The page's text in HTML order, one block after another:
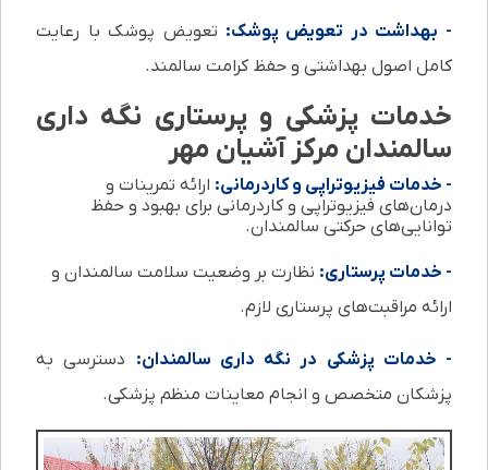
- بهداشت در تعویض پوشک: تعویض پوشک با رعایت
کامل اصول بهداشتی و حفظ کرامت سالمند.
خدمات پزشکی و پرستاری نگه داری
سالمندان مرکز آشیان مهر
- خدمات فیزیوتراپی و کاردرمانی: ارائه تمرینات و
درمان‌های فیزیوتراپی و کاردرمانی برای بهبود و حفظ
توانایی‌های حرکتی سالمندان.
- خدمات پرستاری: نظارت بر وضعیت سلامت سالمندان و
ارائه مراقبت‌های پرستاری لازم.
- خدمات پزشکی در نگه داری سالمندان: دسترسی به
پزشکان متخصص و انجام معاینات منظم پزشکی.